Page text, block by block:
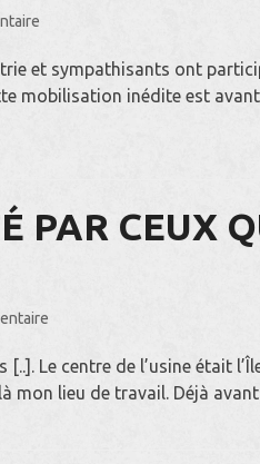
et sympathisants ont
mobilisation inédite est
PAR CEUX
Le centre de l’usine était
mon lieu de travail. Déjà